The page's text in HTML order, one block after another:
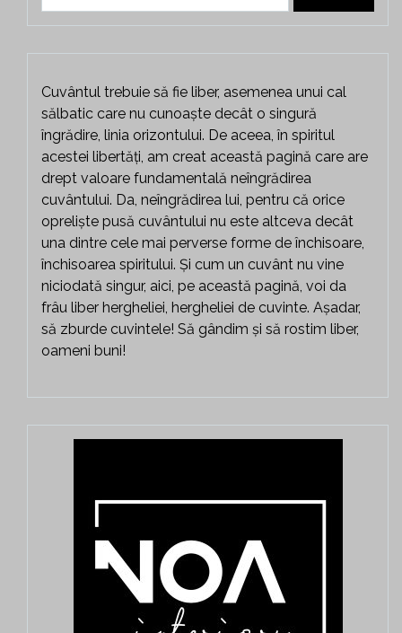
Cuvântul trebuie să fie liber, asemenea unui cal
sălbatic care nu cunoaște decât o singură
îngrădire, linia orizontului. De aceea, în spiritul
acestei libertăți, am creat această pagină care are
drept valoare fundamentală neîngrădirea
cuvântului. Da, neîngrădirea lui, pentru că orice
opreliște pusă cuvântului nu este altceva decât
una dintre cele mai perverse forme de închisoare,
închisoarea spiritului. Și cum un cuvânt nu vine
niciodată singur, aici, pe această pagină, voi da
frâu liber hergheliei, hergheliei de cuvinte. Așadar,
să zburde cuvintele! Să gândim și să rostim liber,
oameni buni!